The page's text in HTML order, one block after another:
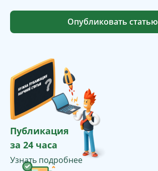
Опубликовать статью
Публикация
за 24 часа
Узнать подробнее